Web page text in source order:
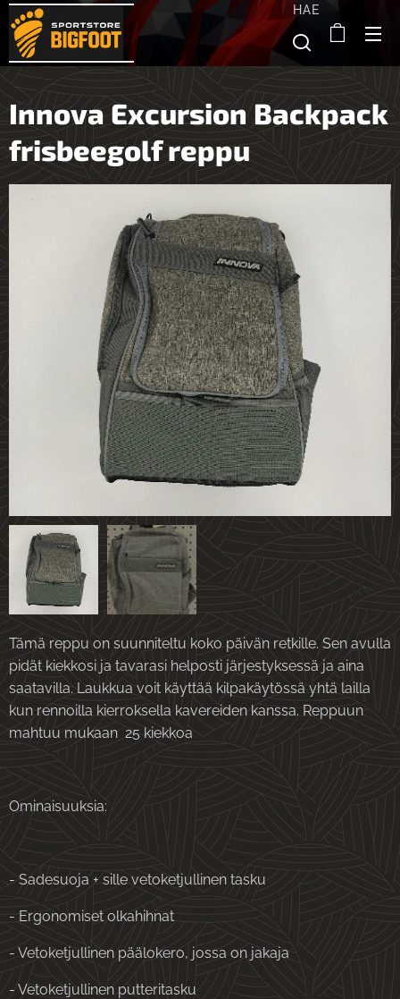
HAE
Innova Excursion Backpack
frisbeegolf reppu
Tämä reppu on suunniteltu koko päivän retkille. Sen avulla
pidät kiekkosi ja tavarasi helposti järjestyksessä ja aina
saatavilla. Laukkua voit käyttää kilpakäytössä yhtä lailla
kun rennoilla kierroksella kavereiden kanssa. Reppuun
mahtuu mukaan 25 kiekkoa
Ominaisuuksia:
- Sadesuoja + sille vetoketjullinen tasku
- Ergonomiset olkahihnat
- Vetoketjullinen päälokero, jossa on jakaja
- Vetoketjullinen putteritasku